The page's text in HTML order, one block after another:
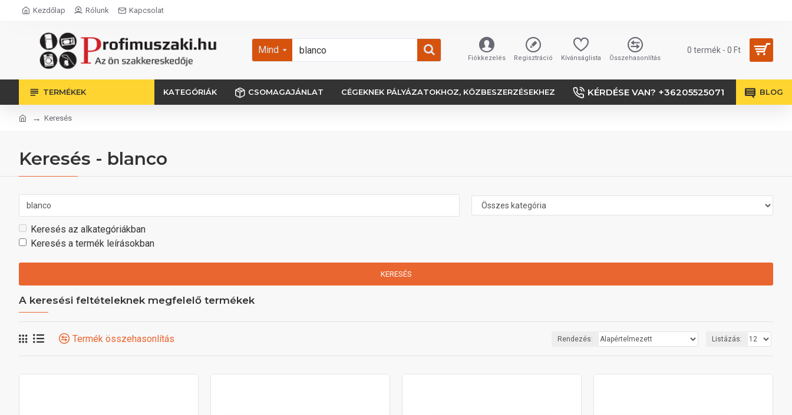
Kezdőlap Rólunk Kapcsolat
Mind
Fiókkezelés Regisztráció Kívánságlista Összehasonlítás
0 termék - 0 Ft
TERMÉKEK KATEGÓRIÁK CSOMAGAJÁNLAT CÉGEKNEK PÁLYÁZATOKHOZ, KÖZBESZERZÉSEKHEZ KÉRDÉSE VAN? +36205525071 BLOG
Keresés
Keresés - blanco
Keresés az alkategóriákban
Keresés a termék leírásokban
KERESÉS
A keresési feltételeknek megfelelő termékek
Termék összehasonlítás Rendezés: Listázás: